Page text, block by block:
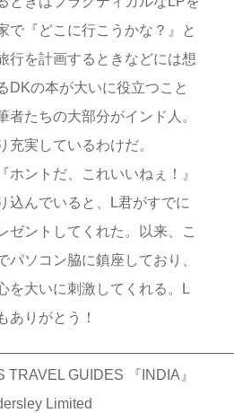
で『どこに行こうかな？』と
行を計画するときなどには想
DKの本が大いに役立つこと
者たちの大部分がインド人。
充実しているわけだ。
ホントだ、これいいねぇ！』
込んでいると、L君がすでに
ゼントしてくれた。以来、こ
パソコン脇に鎮座しており、
を大いに刺激してくれる。L
ありがとう！
GUIDES 『INDIA』
Limited